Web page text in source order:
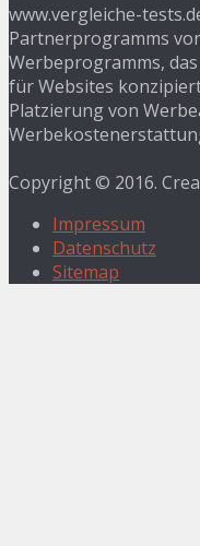
www.vergleiche-
Partnerprogramms
Werbeprogramms,
für Websites
Platzierung von
Copyright © 2016.
Impressum
Datenschutz
Sitemap